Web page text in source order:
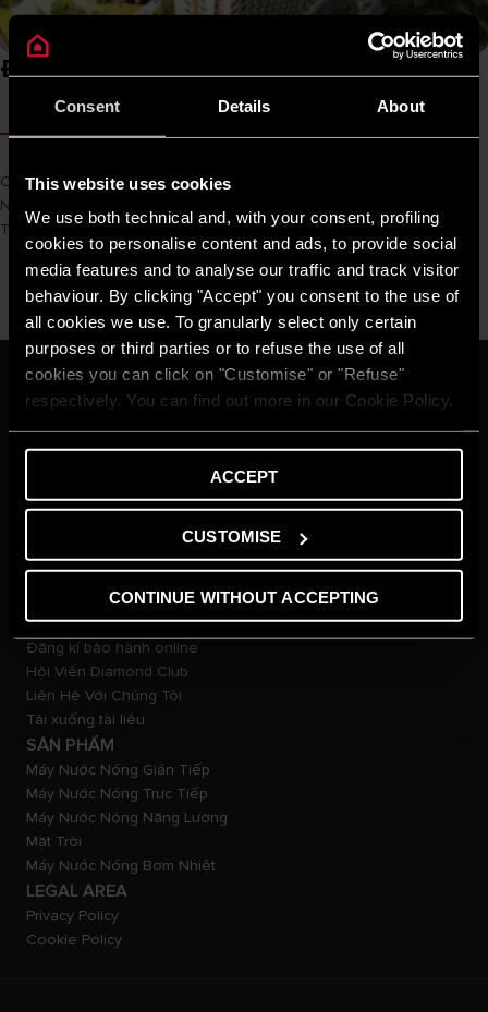
Consent Details About
This website uses cookies
We use both technical and, with your consent, profiling
cookies to personalise content and ads, to provide social
media features and to analyse our traffic and track visitor
behaviour. By clicking "Accept" you consent to the use of
all cookies we use. To granularly select only certain
purposes or third parties or to refuse the use of all
cookies you can click on "Customise" or "Refuse"
respectively. You can find out more in our Cookie Policy.
ACCEPT
CUSTOMISE
CONTINUE WITHOUT ACCEPTING
Đặc điểm của dự án
VỀ DỰ ÁN
Chủ đầu tưHòa Bình Group
Nhà thầu chính
Tên sản phẩmPRO R 50 SH 2.5 FE
VỀ CHÚNG TÔI
Thương hiệu Ariston
Tập đoàn Ariston
Tuyển Dụng
Mẹo & giải pháp
Cuộc sống xanh
DỊCH VỤ KHÁCH HÀNG
Đăng kí bảo hành online
Hội Viên Diamond Club
Liên Hệ Với Chúng Tôi
Tải xuống tài liệu
SẢN PHẨM
Máy Nước Nóng Gián Tiếp
Máy Nước Nóng Trực Tiếp
Máy Nước Nóng Năng Lượng
Mặt Trời
Máy Nước Nóng Bơm Nhiệt
LEGAL AREA
Privacy Policy
Cookie Policy